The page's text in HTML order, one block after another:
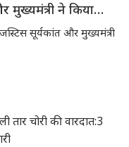
मुख्यमंत्री ने किया
सूर्यकांत और मुख्यमंत्री
चोरी की वारदात:3